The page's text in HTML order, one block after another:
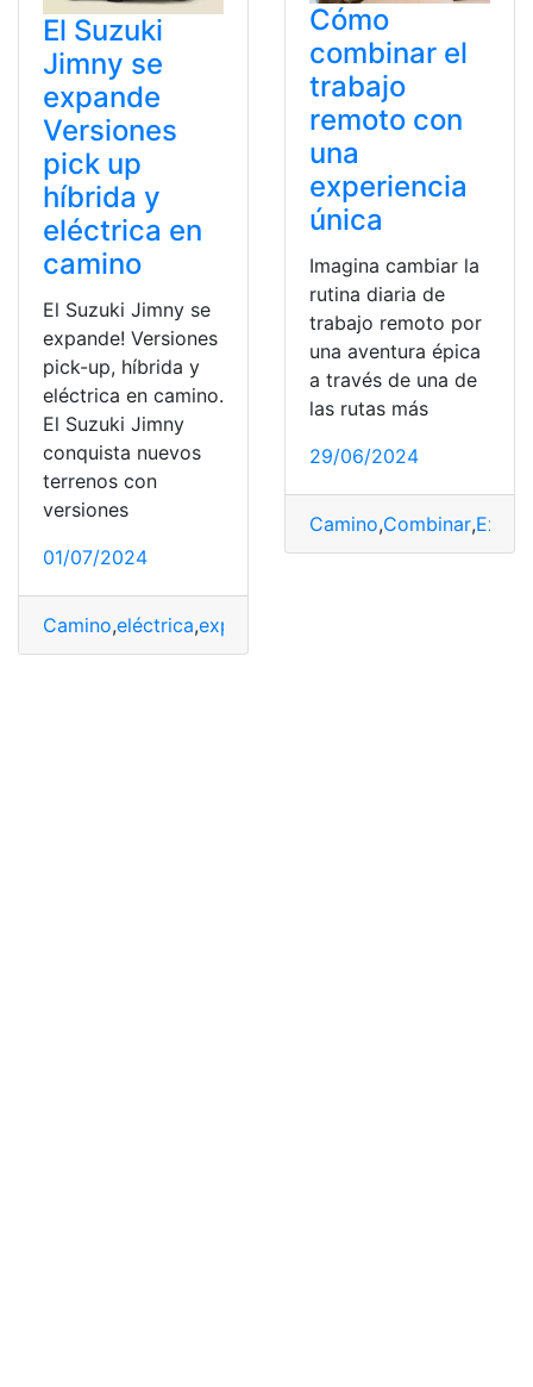
El Suzuki
Jimny se
expande
Versiones
pick up
híbrida y
eléctrica en
camino
El Suzuki Jimny se
expande! Versiones
pick-up, híbrida y
eléctrica en camino.
El Suzuki Jimny
conquista nuevos
terrenos con
versiones
01/07/2024
Camino,eléctrica,expande
Cómo
combinar el
trabajo
remoto con
una
experiencia
única
Imagina cambiar la
rutina diaria de
trabajo remoto por
una aventura épica
a través de una de
las rutas más
29/06/2024
Camino,Combinar,